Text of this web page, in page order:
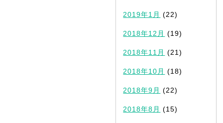
2019年1月 (22)
2018年12月 (19)
2018年11月 (21)
2018年10月 (18)
2018年9月 (22)
2018年8月 (15)